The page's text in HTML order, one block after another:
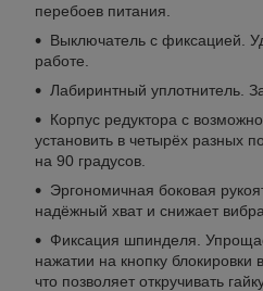
перебоев питания.
Выключатель с фиксацией.
работе.
Лабиринтный уплотнитель.
Корпус редуктора с
установить в четырёх разных
на 90 градусов.
Эргономичная боковая
надёжный хват и снижает
Фиксация шпинделя.
нажатии на кнопку блокировки
что позволяет откручивать